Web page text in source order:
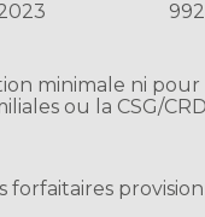
minimale ni
ou la CSG/
forfaitaires